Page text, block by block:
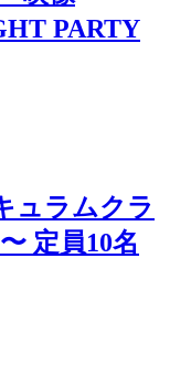
PARTY
ュラムクラ
定員10名